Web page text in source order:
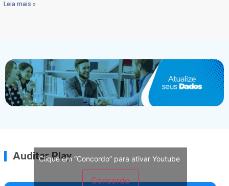
Leia mais »
Auditar Play
Clique em “Concordo” para ativar Youtube
Concordo